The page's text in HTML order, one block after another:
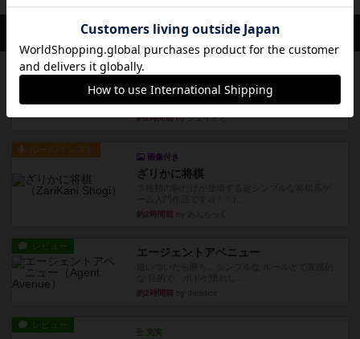
会員の新しい投稿
レビュー ふたつの街の物語
タイルを4×4で並べて街づくりします。ただし、
街は各プレイヤーの間にあ...
約2時間前by ジェイとと
ルール/インスト
画像付き
ざりかに将棋
約2時間前
レビュー エージェントアベニュー
約2時間前
レビュー
充実